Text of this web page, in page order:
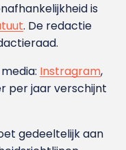
is
. De redactie
Instragram,
per jaar verschijnt
gedeeltelijk aan